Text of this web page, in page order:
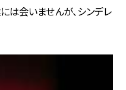
は会いませんが、シンデレ